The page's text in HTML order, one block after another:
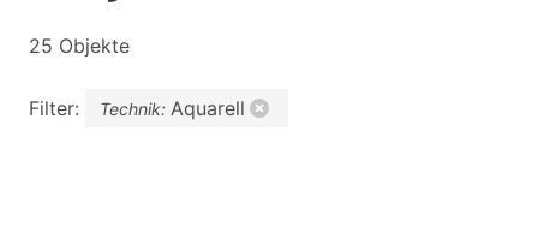
25 Objekte
Filter: Technik: Aquarell